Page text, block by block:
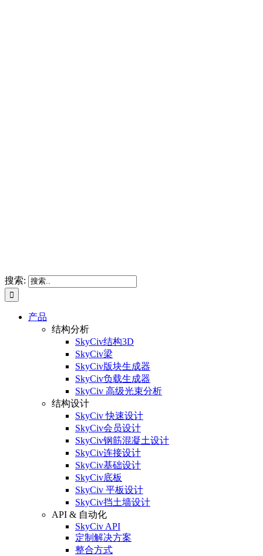
搜索:
产品
结构分析
SkyCiv结构3D
SkyCiv梁
SkyCiv版块生成器
SkyCiv负载生成器
SkyCiv 高级光束分析
结构设计
SkyCiv 快速设计
SkyCiv会员设计
SkyCiv钢筋混凝土设计
SkyCiv连接设计
SkyCiv基础设计
SkyCiv底板
SkyCiv 平板设计
SkyCiv挡土墙设计
API & 自动化
SkyCiv API
定制解决方案
整合方式